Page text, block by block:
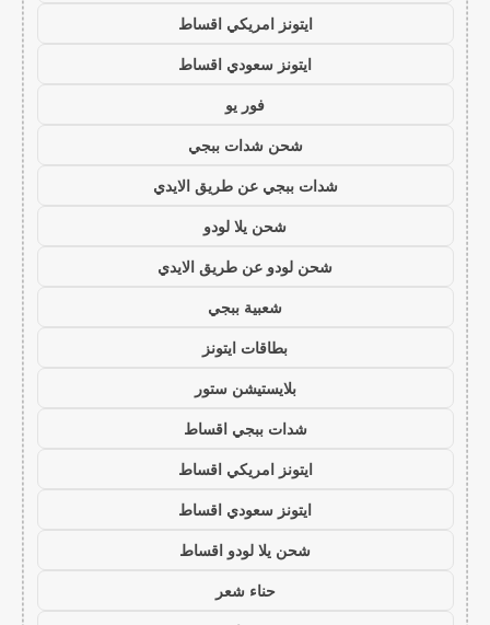
ايتونز امريكي اقساط
ايتونز سعودي اقساط
فور يو
شحن شدات ببجي
شدات ببجي عن طريق الايدي
شحن يلا لودو
شحن لودو عن طريق الايدي
شعبية ببجي
بطاقات ايتونز
بلايستيشن ستور
شدات ببجي اقساط
ايتونز امريكي اقساط
ايتونز سعودي اقساط
شحن يلا لودو اقساط
حناء شعر